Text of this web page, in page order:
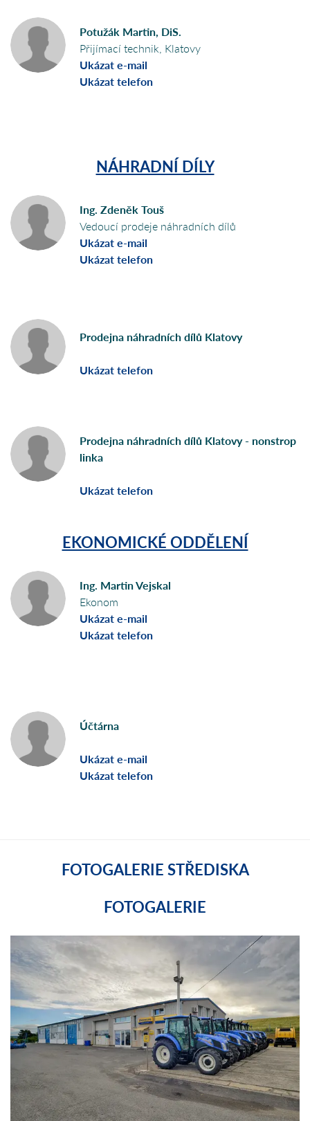
Potužák Martin, DiS.
Přijímací technik, Klatovy
Ukázat e-mail
Ukázat telefon
NÁHRADNÍ DÍLY
Ing. Zdeněk Touš
Vedoucí prodeje náhradních dílů
Ukázat e-mail
Ukázat telefon
Prodejna náhradních dílů Klatovy
Ukázat telefon
Prodejna náhradních dílů Klatovy - nonstrop
linka
Ukázat telefon
EKONOMICKÉ ODDĚLENÍ
Ing. Martin Vejskal
Ekonom
Ukázat e-mail
Ukázat telefon
Účtárna
Ukázat e-mail
Ukázat telefon
FOTOGALERIE STŘEDISKA
FOTOGALERIE